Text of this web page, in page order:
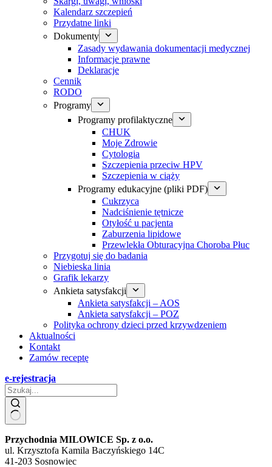
Kalendarz szczepień
Przydatne linki
Dokumenty
Zasady wydawania dokumentacji medycznej
Informacje prawne
Deklaracje
Cennik
RODO
Programy
Programy profilaktyczne
CHUK
Moje Zdrowie
Cytologia
Szczepienia przeciw HPV
Szczepienia w ciąży
Programy edukacyjne (pliki PDF)
Cukrzyca
Nadciśnienie tętnicze
Otyłość u pacjenta
Zaburzenia lipidowe
Przewlekła Obturacyjna Choroba Płuc
Przygotuj się do badania
Niebieska linia
Grafik lekarzy
Ankieta satysfakcji
Ankieta satysfakcji – AOS
Ankieta satysfakcji – POZ
Polityka ochrony dzieci przed krzywdzeniem
Aktualności
Kontakt
Zamów receptę
e-rejestracja
Przychodnia MILOWICE Sp. z o.o.
ul. Krzysztofa Kamila Baczyńskiego 14C
41-203 Sosnowiec